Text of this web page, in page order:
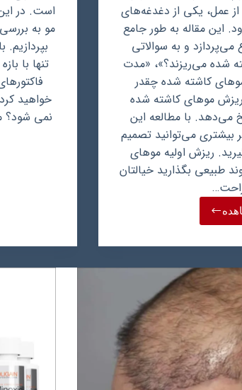
عمل، یکی از دغدغه‌های
این مقاله به طور جامع
و به سوالاتی
شده می‌ریزند؟»، «مدت
کاشته شده چقدر
موهای کاشته شده
می‌دهد. با مطالعه این
بیشتری می‌توانید تصمیم
ریزش اولیه موهای
طبیعی بگذارید خیالتان
ریزش
کاشته
بعد
از
چند
سال:
نگرانی
اکثر
مراجعه
کنندگان
کاشت
است. در
مو به
تنها با
خواهید
نمی شود؟